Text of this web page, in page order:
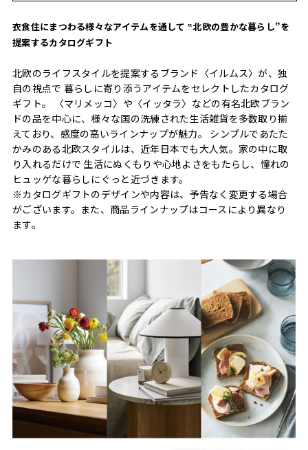
衣食住にまつわる様々なアイテムを通して ‟北欧の豊かな暮らし”を
提案するカタログギフト
北欧のライフスタイルを提案するブランド〈イルムス〉が、独
自の視点で 暮らしに寄り添うアイテムをセレクトしたカタログ
ギフト。 〈マリメッコ〉や〈イッタラ〉などの有名北欧ブラン
ドの品を中心に、様々な国の洗練された生活雑貨を多数取り揃
えており、感度の高いラインナップが魅力。 シンプルであたた
かみのある北欧スタイルは、近年日本でも大人気。家の中に取
り入れるだけで 生活にぬくもりや心地よさをもたらし、憧れの
ヒュッゲな暮らしにぐっと近づきます。
※カタログギフトのデザインや内容は、予告なく変更する場合
がございます。また、商品ラインナップはコースにより異なり
ます。